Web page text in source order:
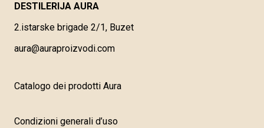
DESTILERIJA AURA
2.istarske brigade 2/1, Buzet
aura@auraproizvodi.com
Catalogo dei prodotti Aura
Condizioni generali d’uso